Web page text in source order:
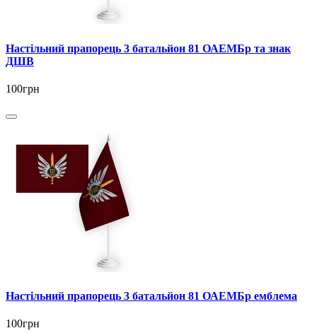
Настільний прапорець 3 батальйон 81 ОАЕМБр та знак
ДШВ
100грн
Настільний прапорець 3 батальйон 81 ОАЕМБр емблема
100грн